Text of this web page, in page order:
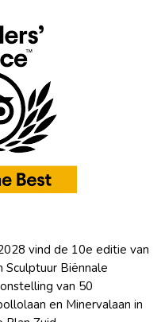
vind de 10e editie van
Sculptuur Biënnale
van 50
en Minervalaan in